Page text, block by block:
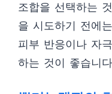
조합을 선택하는
을 시도하기 전에
피부 반응이나 자
하는 것이 좋습니